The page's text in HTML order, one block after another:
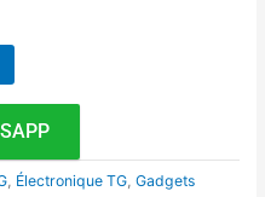
, Électronique TG,Gadgets